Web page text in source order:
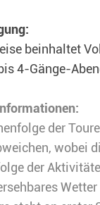
beinhaltet
4-Gänge-
der
wobei
der